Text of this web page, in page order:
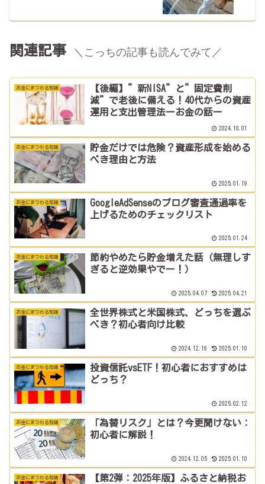
関連記事 ＼こっちの記事も読んでみて／
お金にまつわる知識
【後編】”新NISA”と”固定費削
減”で老後に備える！40代からの資産
運用と支出管理法ーお金の話ー
2024.10.01
お金にまつわる知識
貯金だけでは危険？資産形成を始める
べき理由と方法
2025.01.19
お金にまつわる知識
GoogleAdSenseのブログ審査通過率を
上げるためのチェックリスト
2025.01.24
お金にまつわる知識
節約やめたら貯金増えた話（無理しす
ぎると逆効果やでー！）
2025.04.07 2025.04.21
お金にまつわる知識
全世界株式と米国株式、どっちを選ぶ
べき？初心者向け比較
2024.12.16 2025.01.10
お金にまつわる知識
投資信託vsETF！初心者におすすめは
どっち？
2025.02.12
お金にまつわる知識
「為替リスク」とは？今更聞けない：
初心者に解説！
2024.12.05 2025.01.10
お金にまつわる知識
【第2弾：2025年版】ふるさと納税お